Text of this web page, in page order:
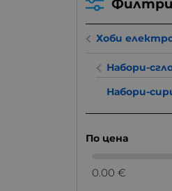
Филтри
Хоби
Набори-
Набори-
По цена
0.00 €